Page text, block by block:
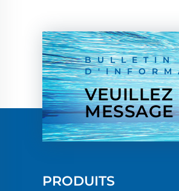
BULLETIN
VEUILLEZ
MESSAGE
PRODUITS